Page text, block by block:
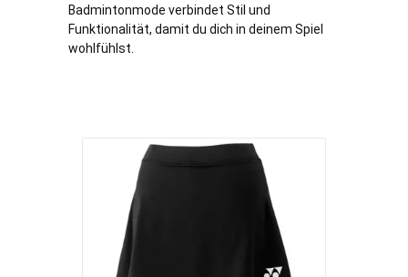
Badmintonmode verbindet Stil und
Funktionalität, damit du dich in deinem Spiel
wohlfühlst.